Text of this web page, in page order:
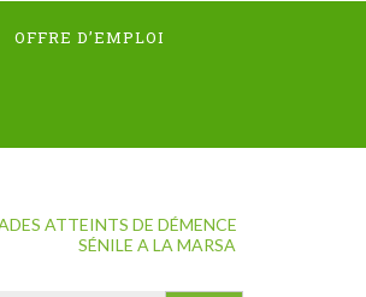
OFFRE D’EMPLOI
ATTEINTS DE DÉMENCE
SÉNILE A LA MARSA